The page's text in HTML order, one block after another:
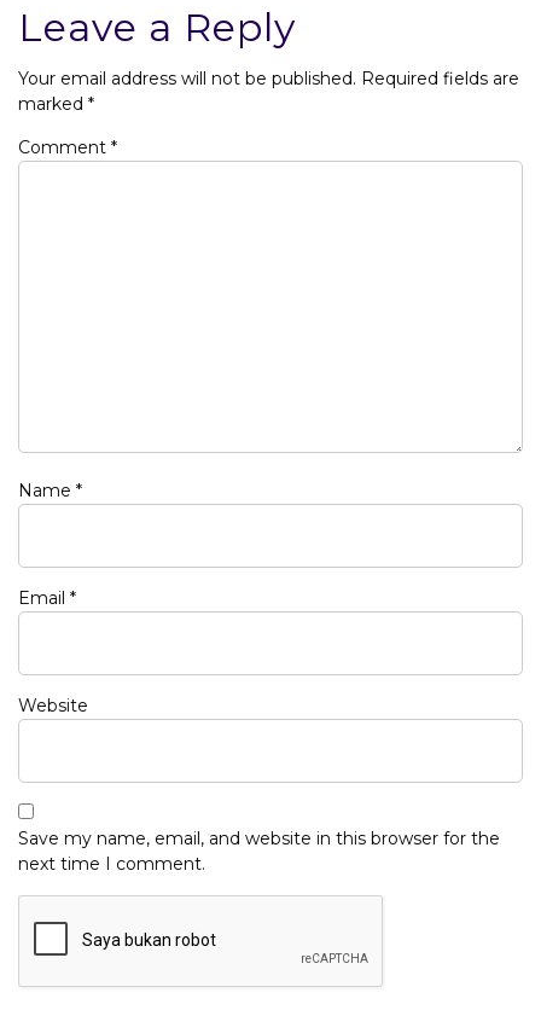
Leave a Reply
Your email address will not be published. Required fields are
marked *
Comment *
Name *
Email *
Website
Save my name, email, and website in this browser for the
next time I comment.